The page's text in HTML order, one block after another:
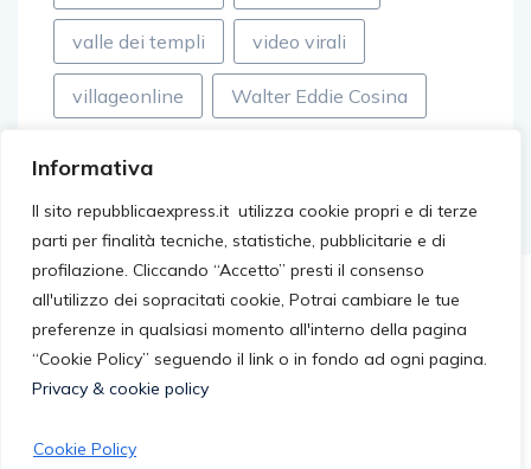
Informativa
Il sito repubblicaexpress.it utilizza cookie propri e di terze
parti per finalità tecniche, statistiche, pubblicitarie e di
profilazione. Cliccando “Accetto” presti il consenso
all'utilizzo dei sopracitati cookie, Potrai cambiare le tue
preferenze in qualsiasi momento all'interno della pagina
“Cookie Policy” seguendo il link o in fondo ad ogni pagina.
Privacy & cookie policy
Cookie Policy
valle dei templi video virali
villageonline Walter Eddie Cosina